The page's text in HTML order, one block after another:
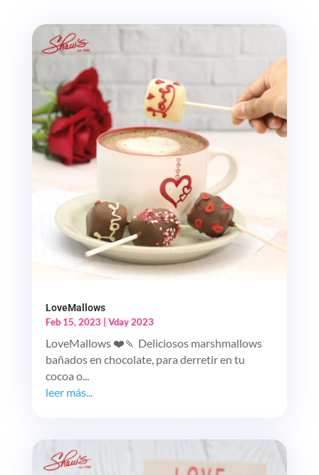
LoveMallows
Feb 15, 2023
Vday 2023
LoveMallows ❤️🍡 Deliciosos marshmallows
bañados en chocolate, para derretir en tu
cocoa o...
leer más...